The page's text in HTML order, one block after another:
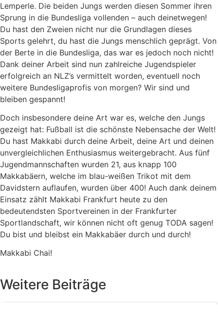
Lemperle. Die beiden Jungs werden diesen Sommer ihren
Sprung in die Bundesliga vollenden – auch deinetwegen!
Du hast den Zweien nicht nur die Grundlagen dieses
Sports gelehrt, du hast die Jungs menschlich geprägt. Von
der Berte in die Bundesliga, das war es jedoch noch nicht!
Dank deiner Arbeit sind nun zahlreiche Jugendspieler
erfolgreich an NLZ’s vermittelt worden, eventuell noch
weitere Bundesligaprofis von morgen? Wir sind und
bleiben gespannt!
Doch insbesondere deine Art war es, welche den Jungs
gezeigt hat: Fußball ist die schönste Nebensache der Welt!
Du hast Makkabi durch deine Arbeit, deine Art und deinen
unvergleichlichen Enthusiasmus weitergebracht. Aus fünf
Jugendmannschaften wurden 21, aus knapp 100
Makkabäern, welche im blau-weißen Trikot mit dem
Davidstern auflaufen, wurden über 400! Auch dank deinem
Einsatz zählt Makkabi Frankfurt heute zu den
bedeutendsten Sportvereinen in der Frankfurter
Sportlandschaft, wir können nicht oft genug TODA sagen!
Du bist und bleibst ein Makkabäer durch und durch!
Makkabi Chai!
Weitere Beiträge